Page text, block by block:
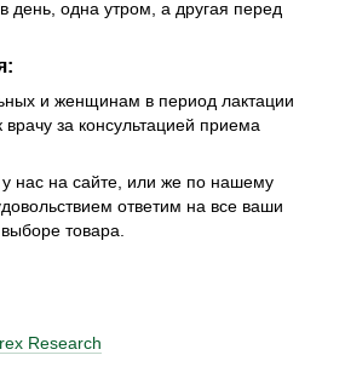
день, одна утром, а другая перед
и женщинам в период лактации
врачу за консультацией приема
у нас на сайте, или же по нашему
ответим на все ваши
товара.
Research